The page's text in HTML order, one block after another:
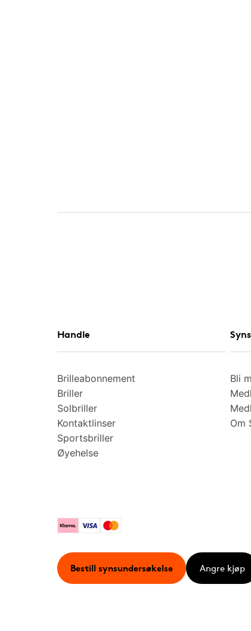
Handle
Brilleabonnement
Briller
Solbriller
Kontaktlinser
Sportsbriller
Øyehelse
Bli
Om
KlarnaVisa Mastercard
Bestill synsundersøkelse Angre kjøp